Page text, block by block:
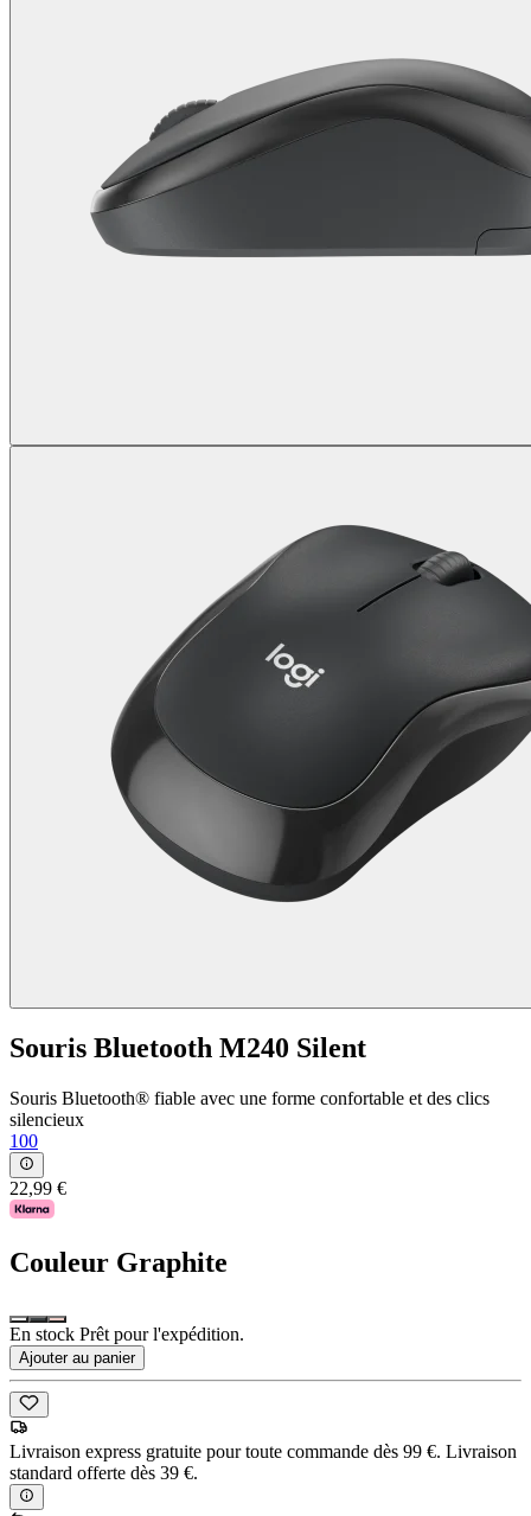
Souris Bluetooth M240 Silent
Souris Bluetooth® fiable avec une forme confortable et des clics
silencieux
100
22,99 €
Couleur Graphite
En stock Prêt pour l'expédition.
Ajouter au panier
Livraison express gratuite pour toute commande dès 99 €. Livraison
standard offerte dès 39 €.